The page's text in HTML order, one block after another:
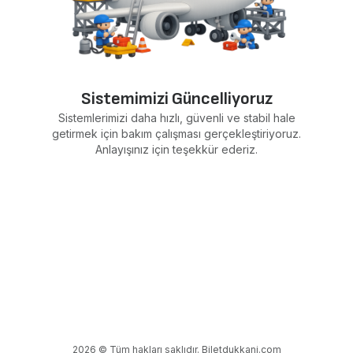
Sistemimizi Güncelliyoruz
Sistemlerimizi daha hızlı, güvenli ve stabil hale
getirmek için bakım çalışması gerçekleştiriyoruz.
Anlayışınız için teşekkür ederiz.
2026 © Tüm hakları saklıdır. Biletdukkani.com